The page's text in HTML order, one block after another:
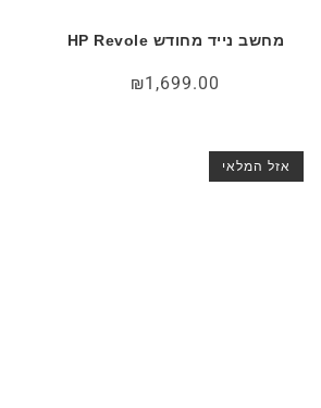
מחשב נייד מחודש HP Revole
₪1,699.00
אזל המלאי